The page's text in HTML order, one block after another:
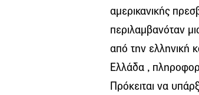
αμερικανικής
περιλαμβανόταν
από την ελληνική
Ελλάδα ,
Πρόκειται να